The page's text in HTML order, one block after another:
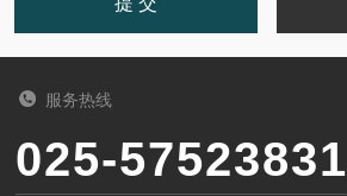
服务热线
025-57523831